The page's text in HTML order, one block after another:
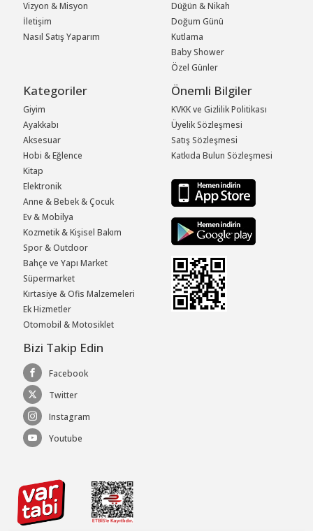
Vizyon & Misyon
İletişim
Nasıl Satış Yaparım
Düğün & Nikah
Doğum Günü
Kutlama
Baby Shower
Özel Günler
Kategoriler
Giyim
Ayakkabı
Aksesuar
Hobi & Eğlence
Kitap
Elektronik
Anne & Bebek & Çocuk
Ev & Mobilya
Kozmetik & Kişisel Bakım
Spor & Outdoor
Bahçe ve Yapı Market
Süpermarket
Kırtasiye & Ofis Malzemeleri
Ek Hizmetler
Otomobil & Motosiklet
Önemli Bilgiler
KVKK ve Gizlilik Politikası
Üyelik Sözleşmesi
Satış Sözleşmesi
Katkıda Bulun Sözleşmesi
Bizi Takip Edin
Facebook
Twitter
Instagram
Youtube